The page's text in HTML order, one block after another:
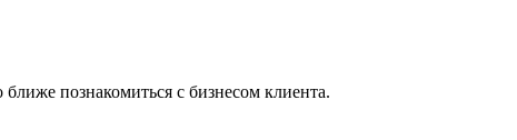
познакомиться с бизнесом клиента.